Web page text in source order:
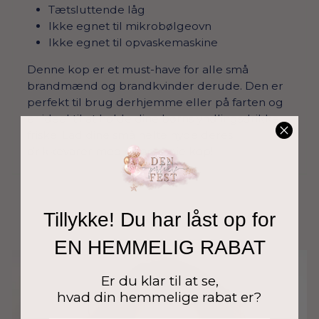
Tætsluttende låg
Ikke egnet til mikrobølgeovn
Ikke egnet til opvaskemaskine
Denne kop er et must-have for alle små
brandmænd og brandkvinder derude. Den er
perfekt til brug derhjemme eller på farten og
er ideel til at holde dine børns yndlingsdrikke
drikkevarer med denne seje kop!
Tillykke! Du har låst op for
EN HEMMELIG RABAT
Er du klar til at se,
hvad din hemmelige rabat er?